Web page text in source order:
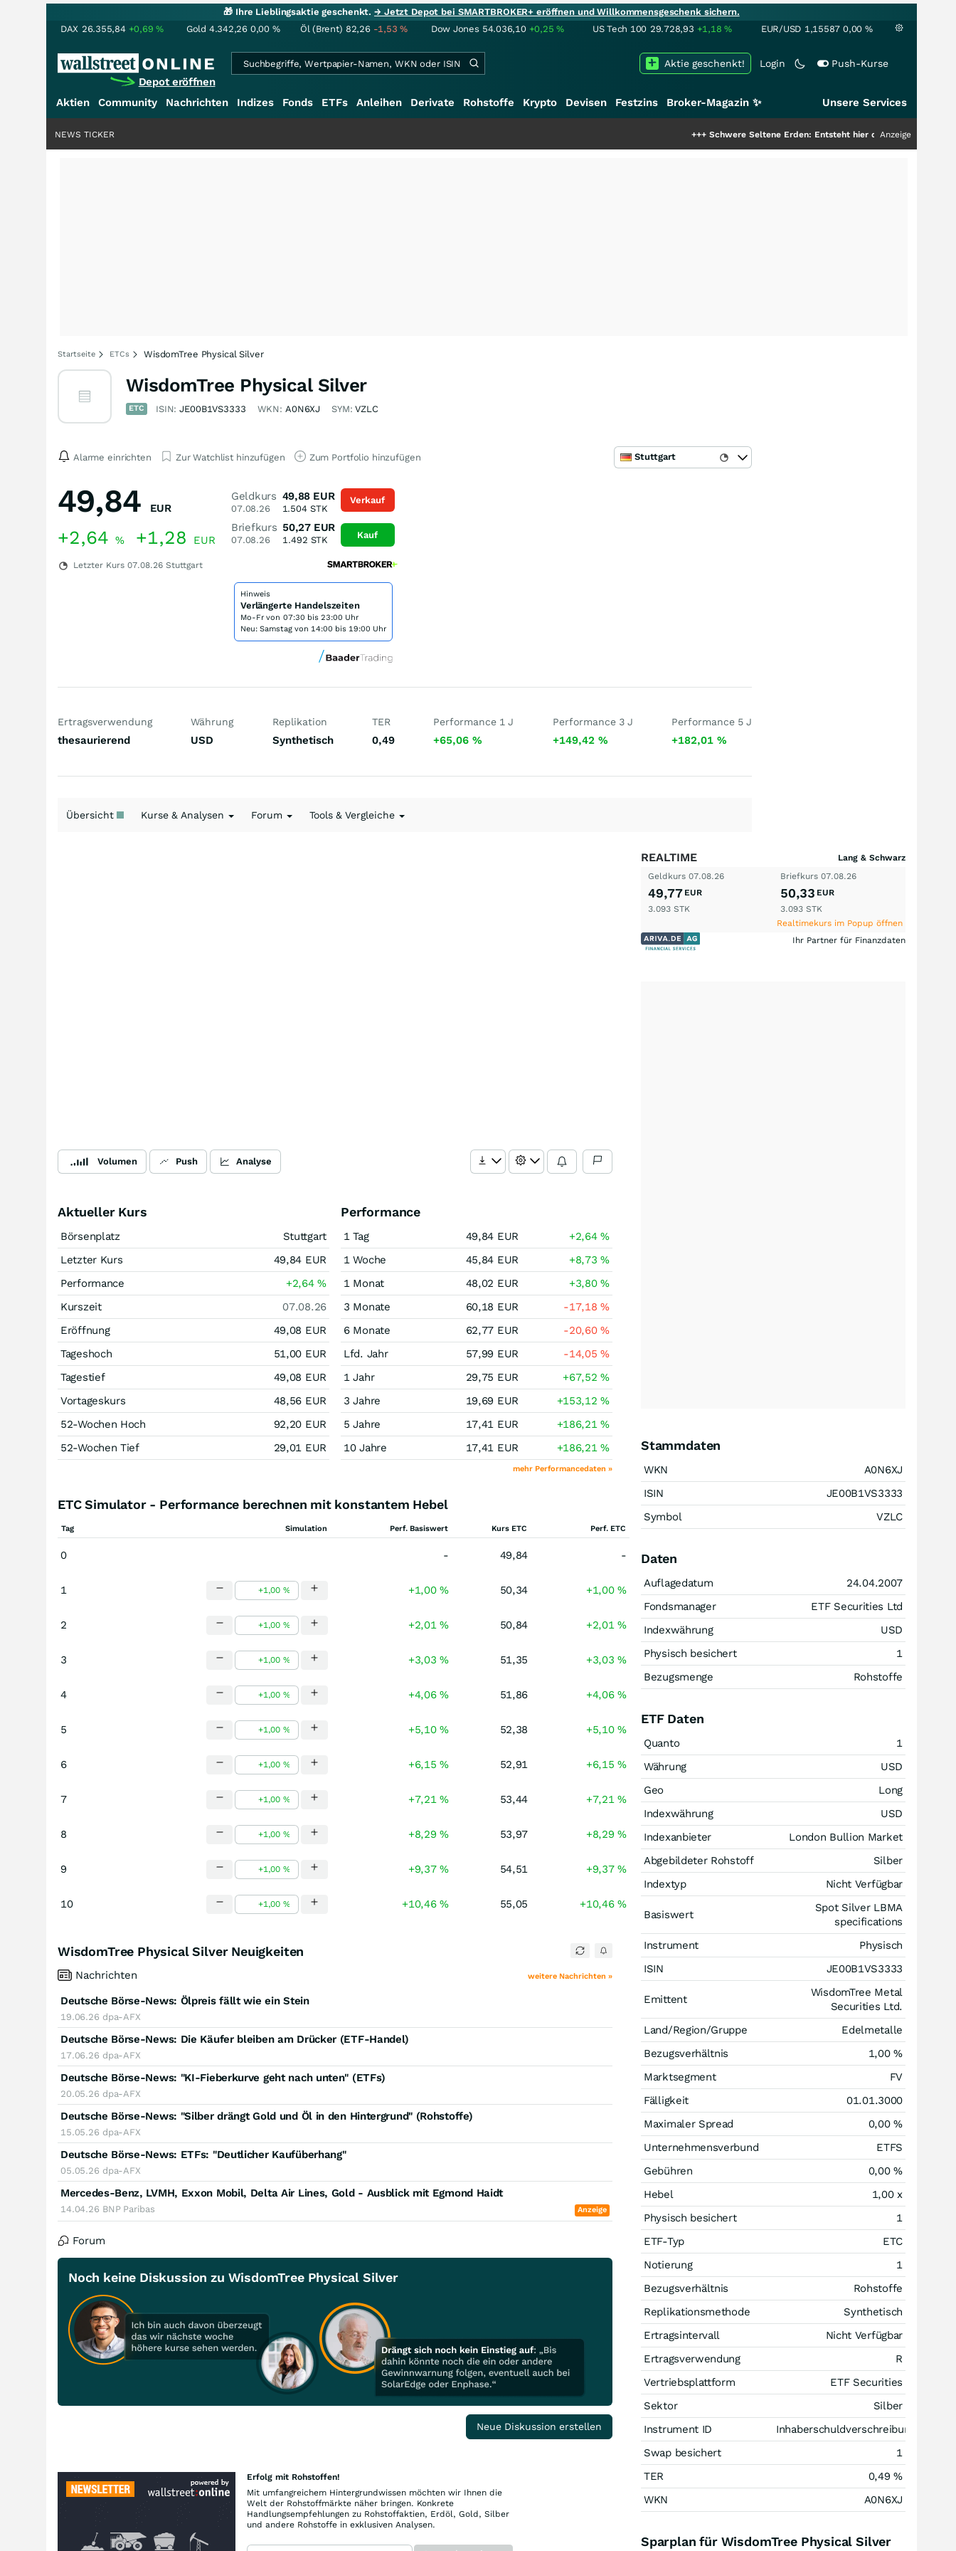
🎁 Ihre Lieblingsaktie geschenkt.→ Jetzt Depot bei SMARTBROKER+ eröffnen und Willkommensgeschenk sichern.
DAX 26.355,84 +0,69% Gold 4.342,26 0,00 % Öl (Brent) 82,26 -1,53% Dow Jones 54.036,10 +0,25% US Tech 100 29.728,93 +1,18% EUR/USD 1,15587 0,00 %
Depot eröffnen
Login Push-Kurse
Aktie geschenkt!
Aktien Community Nachrichten Indizes Fonds ETFs Anleihen Derivate Rohstoffe Krypto Devisen Festzins Broker-Magazin ✨ Unsere Services
Schwere Seltene Erden: Entsteht hier die nächste Milliardenstory?
Anzeige
NEWS TICKER
Startseite ETCs WisdomTree Physical Silver
WisdomTree Physical Silver
ETC ISIN:JE00B1VS3333 WKN: A0N6XJ SYM:VZLC
Alarme einrichten Zur Watchlist hinzufügen Zum Portfolio hinzufügen Stuttgart
49,84 EUR
+2,64 % +1,28 EUR
Letzter Kurs 07.08.26 Stuttgart
Geldkurs
07.08.26
49,88 EUR
1.504STK
Briefkurs
07.08.26
50,27 EUR
1.492 STK
Verkauf
Kauf
Hinweis
Verlängerte Handelszeiten
Mo-Fr von 07:30 bis 23:00 Uhr
Neu: Samstag von 14:00 bis 19:00 Uhr
Ertragsverwendung
thesaurierend
Währung
USD
Replikation
Synthetisch
TER
0,49
Performance 1 J
+65,06%
Performance 3 J
+149,42 %
Performance 5 J
+182,01 %
Übersicht Kurse & Analysen Forum Tools & Vergleiche
Volumen Push Analyse
Aktueller Kurs
Börsenplatz
Stuttgart
Letzter Kurs
49,84 EUR
Performance
+2,64%
Kurszeit
07.08.26
Eröffnung
49,08 EUR
Tageshoch
51,00 EUR
Tagestief
49,08 EUR
Vortageskurs
48,56 EUR
52-Wochen Hoch
92,20 EUR
52-Wochen Tief
29,01 EUR
Performance
1 Tag 49,84 EUR +2,64%
1 Woche
45,84 EUR +8,73%
1 Monat
48,02 EUR +3,80%
3 Monate
60,18 EUR -17,18%
6 Monate
62,77 EUR -20,60%
Lfd. Jahr
57,99 EUR -14,05%
1 Jahr
29,75 EUR +67,52%
3 Jahre
19,69 EUR +153,12%
5 Jahre
17,41 EUR +186,21%
10 Jahre
17,41 EUR +186,21%
mehr Performancedaten »
ETC Simulator - Performance berechnen mit konstantem Hebel
Tag Simulation Perf. Basiswert Kurs ETC Perf. ETC
0 - 49,84 -
1 +1,00 % 50,34 +1,00 %
2 +2,01 % 50,84 +2,01 %
3 +3,03 % 51,35 +3,03 %
4 +4,06 % 51,86 +4,06 %
5 +5,10 % 52,38 +5,10 %
6 +6,15 % 52,91 +6,15 %
7 +7,21 % 53,44 +7,21 %
8 +8,29 % 53,97 +8,29 %
9 +9,37 % 54,51 +9,37 %
10 +10,46 % 55,05 +10,46 %
WisdomTree Physical Silver Neuigkeiten
Nachrichten weitere Nachrichten »
Deutsche Börse-News: Ölpreis fällt wie ein Stein
19.06.26 dpa-AFX
Deutsche Börse-News: Die Käufer bleiben am Drücker (ETF-Handel)
17.06.26 dpa-AFX
Deutsche Börse-News: "KI-Fieberkurve geht nach unten" (ETFs)
20.05.26 dpa-AFX
Deutsche Börse-News: "Silber drängt Gold und Öl in den Hintergrund" (Rohstoffe)
15.05.26 dpa-AFX
Deutsche Börse-News: ETFs: "Deutlicher Kaufüberhang"
05.05.26 dpa-AFX
Mercedes-Benz, LVMH, Exxon Mobil, Delta Air Lines, Gold - Ausblick mit Egmond Haidt
14.04.26 BNP Paribas Anzeige
Forum
Noch keine Diskussion zu WisdomTree Physical Silver
Neue Diskussion erstellen
Erfolg mit Rohstoffen!
Mit umfangreichem Hintergrundwissen möchten wir Ihnen die
Welt der Rohstoffmärkte näher bringen. Konkrete
Handlungsempfehlungen zu Rohstoffaktien, Erdöl, Gold, Silber
und andere Rohstoffe in exklusiven Analysen.
Lang & Schwarz
REALTIME
Geldkurs 07.08.26
49,77 EUR
3.093 STK
Briefkurs 07.08.26
50,33 EUR
3.093 STK
Realtimekurs im Popup öffnen
Ihr Partner für Finanzdaten
Stammdaten
WKN
A0N6XJ
ISIN
JE00B1VS3333
Symbol
VZLC
Daten
Auflagedatum
24.04.2007
Fondsmanager
ETF Securities Ltd
Indexwährung
USD
Physisch besichert
1
Bezugsmenge
Rohstoffe
ETF Daten
Quanto
1
Währung
USD
Geo
Long
Indexwährung
USD
Indexanbieter
London Bullion Market
Abgebildeter Rohstoff
Silber
Indextyp
Nicht Verfügbar
Basiswert
Spot Silver LBMA
specifications
Instrument
Physisch
ISIN
JE00B1VS3333
Emittent
WisdomTree Metal
Securities Ltd.
Land/Region/Gruppe
Edelmetalle
Bezugsverhältnis
1,00 %
Marktsegment
FV
Fälligkeit
01.01.3000
Maximaler Spread
0,00 %
Unternehmensverbund
ETFS
Gebühren
0,00 %
Hebel
1,00x
Physisch besichert
1
ETF-Typ
ETC
Notierung
1
Bezugsverhältnis
Rohstoffe
Replikationsmethode
Synthetisch
Ertragsintervall
Nicht Verfügbar
Ertragsverwendung
R
Vertriebsplattform
ETF Securities
Sektor
Silber
Instrument ID
Inhaberschuldverschreibung
Swap besichert
1
TER
0,49 %
WKN
A0N6XJ
Sparplan für WisdomTree Physical Silver